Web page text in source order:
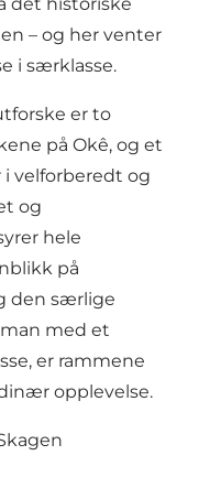
– og her venter
i særklasse.
er to
på Okê, og et
i velforberedt og
og
hele
på
den særlige
med et
er rammene
opplevelse.